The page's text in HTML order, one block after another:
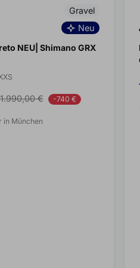
Gravel
Neu
NEU| Shimano GRX
Verkaufspreis
1.990,00 € -740 €
in München